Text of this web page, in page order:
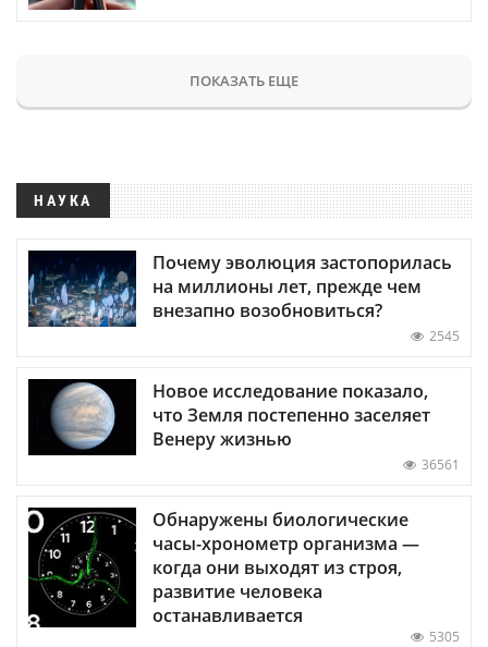
ПОКАЗАТЬ ЕЩЕ
НАУКА
Почему эволюция застопорилась
на миллионы лет, прежде чем
внезапно возобновиться?
2545
Новое исследование показало,
что Земля постепенно заселяет
Венеру жизнью
36561
Обнаружены биологические
часы-хронометр организма —
когда они выходят из строя,
развитие человека
останавливается
5305